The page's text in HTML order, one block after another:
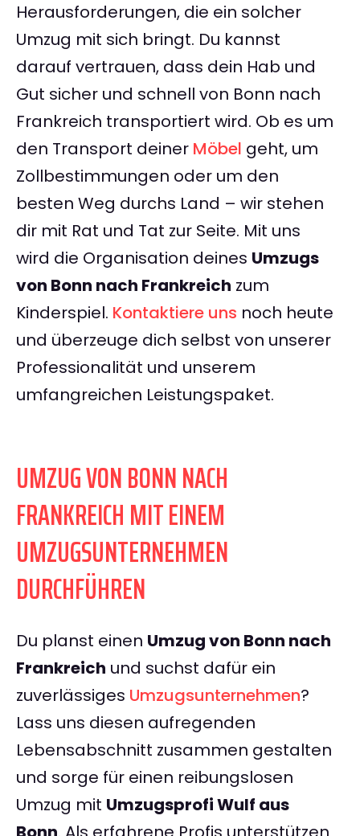
Herausforderungen, die ein solcher
Umzug mit sich bringt. Du kannst
darauf vertrauen, dass dein Hab und
Gut sicher und schnell von Bonn nach
Frankreich transportiert wird. Ob es um
den Transport deiner Möbel geht, um
Zollbestimmungen oder um den
besten Weg durchs Land – wir stehen
dir mit Rat und Tat zur Seite. Mit uns
wird die Organisation deines Umzugs
von Bonn nach Frankreich zum
Kinderspiel. Kontaktiere uns noch heute
und überzeuge dich selbst von unserer
Professionalität und unserem
umfangreichen Leistungspaket.
UMZUG VON BONN NACH
FRANKREICH MIT EINEM
UMZUGSUNTERNEHMEN
DURCHFÜHREN
Du planst einen Umzug von Bonn nach
Frankreich und suchst dafür ein
zuverlässiges Umzugsunternehmen?
Lass uns diesen aufregenden
Lebensabschnitt zusammen gestalten
und sorge für einen reibungslosen
Umzug mit Umzugsprofi Wulf aus